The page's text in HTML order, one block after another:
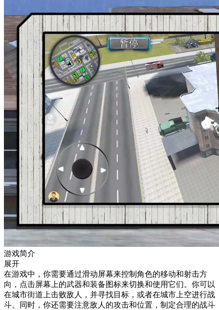
游戏简介
展开
在游戏中，你需要通过滑动屏幕来控制角色的移动和射击方
向，点击屏幕上的武器和装备图标来切换和使用它们。你可以
在城市街道上击败敌人，并寻找目标，或者在城市上空进行战
斗。同时，你还需要注意敌人的攻击和位置，制定合理的战斗